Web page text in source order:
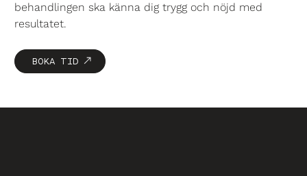
behandlingen ska känna dig trygg och nöjd med
resultatet.
BOKA TID